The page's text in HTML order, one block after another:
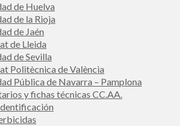
de Huelva
de la Rioja
de Jaén
de Lleida
de Sevilla
Politècnica de València
Pública de Navarra – Pamplona
y fichas técnicas CC.AA.